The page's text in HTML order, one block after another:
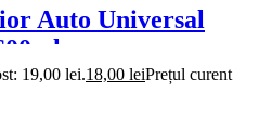
Auto Universal
19,00 lei.18,00 leiPrețul curent